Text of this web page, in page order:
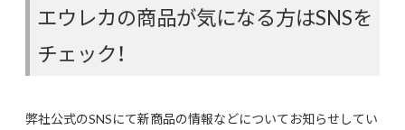
エウレカの商品が気になる方はSNSを
チェック！
弊社公式のSNSにて新商品の情報などについてお知らせしてい